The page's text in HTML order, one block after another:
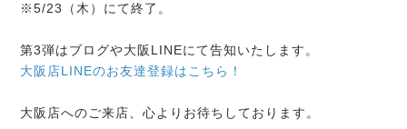
※5/23（木）にて終了。
第3弾はブログや大阪LINEにて告知いたします。
大阪店LINEのお友達登録はこちら！
大阪店へのご来店、心よりお待ちしております。